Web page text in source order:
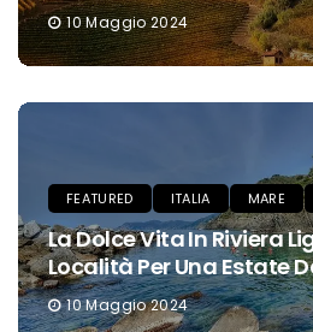
10 Maggio 2024
FEATURED ITALIA MARE
La Dolce Vita In Riviera
Località Per Una Estate
10 Maggio 2024